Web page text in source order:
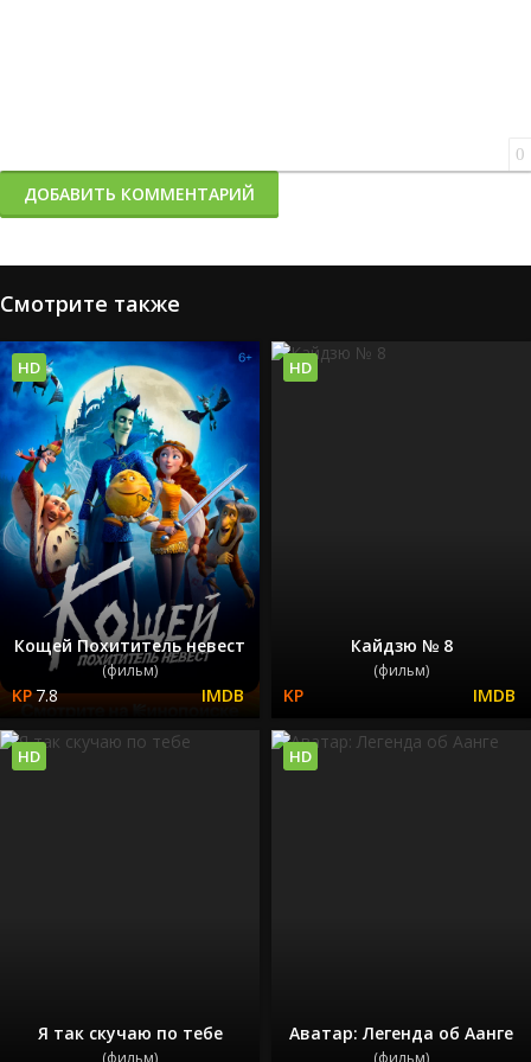
0
ДОБАВИТЬ КОММЕНТАРИЙ
Смотрите также
Кощей Похититель невест
(фильм)
7.8
HD
Кайдзю № 8
(фильм)
HD
Я так скучаю по тебе
(фильм)
HD
Аватар: Легенда об Аанге
(фильм)
HD